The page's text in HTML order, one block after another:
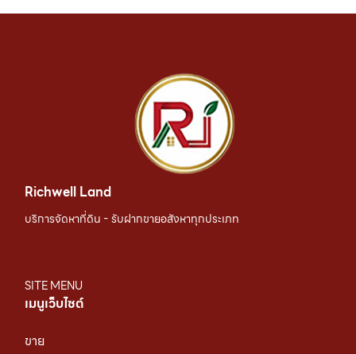
Richwell Land
บริการจัดหาที่ดิน - รับฝากขายอสังหาทุกประเภท
SITE MENU
เมนูเว็บไซต์
ขาย